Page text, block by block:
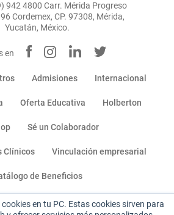
en tu PC. Estas cookies sirven para
942 4800 Carr. Mérida Progreso
Cordemex, CP. 97308, Mérida,
Yucatán, México.
en
Admisiones Internacional
Oferta Educativa Holberton
Sé un Colaborador
Clínicos Vinculación empresarial
de Beneficios